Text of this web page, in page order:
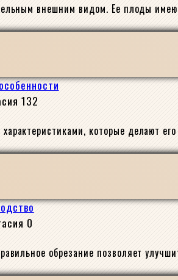
внешним видом. Ее плоды
132
которые делают
0
обрезание позволяет